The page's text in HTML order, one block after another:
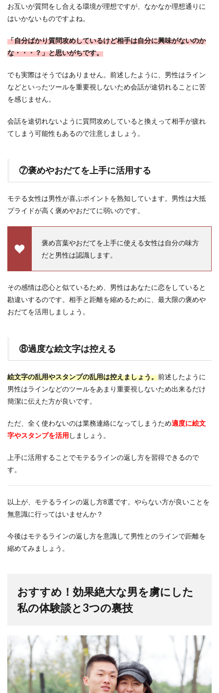
お互いが質問をし合える環境が理想ですが、なかなか理想通りに
はいかないものですよね。
「自分ばかり質問攻めしているけど相手は自分に興味がないのか
な・・・？」と思いがちです。
でも実際はそうではありません。前述したように、男性はライン
などといったツールを重要視しないため会話が途切れることに苦
を感じません。
会話を途切れないように質問攻めしていると換えって相手が疲れ
てしまう可能性もあるので注意しましょう。
⑦褒めやおだてを上手に活用する
モテる女性は男性が喜ぶポイントを熟知しています。男性は大抵
プライドが高く褒めやおだてに弱いのです。
褒め言葉やおだてを上手に使える女性は自分の味方
だと男性は認識します。
その感情は恋心と似ているため、男性はあなたに恋をしていると
勘違いするのです。相手と距離を縮めるために、最大限の褒めや
おだてを活用しましょう。
⑧過度な絵文字は控える
絵文字の乱用やスタンプの乱用は控えましょう。前述したように
男性はラインなどのツールをあまり重要視しないため出来るだけ
簡潔に伝えた方が良いです。
ただ、全く使わないのは業務連絡になってしまうため適度に絵文
字やスタンプを活用 しましょう。
上手に活用することでモテるラインの返し方を習得できるので
す。
以上が、モテるラインの返し方8選です。やらない方が良いことを
無意識に行ってはいませんか？
今後はモテるラインの返し方を意識して男性とのラインで距離を
縮めてみましょう。
おすすめ！効果絶大な男を虜にした
私の体験談と3つの裏技